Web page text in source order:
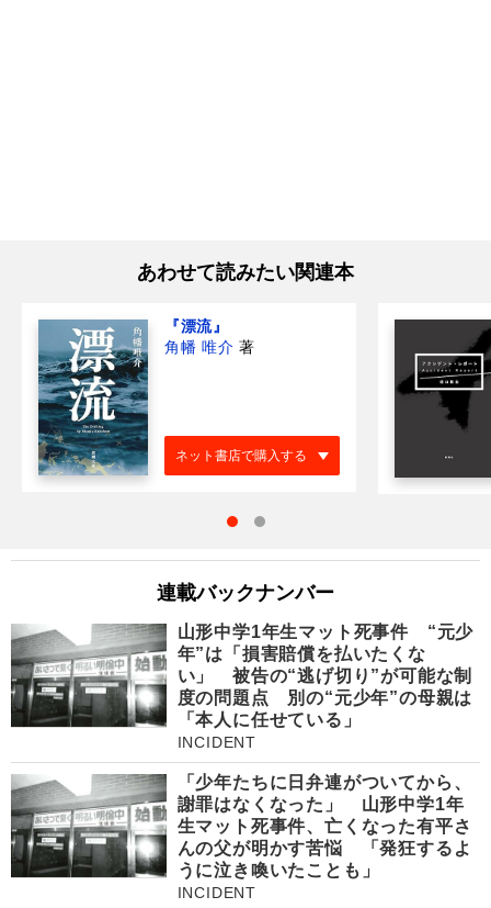
あわせて読みたい関連本
『漂流』
角幡 唯介 著
ネット書店で購入する
連載バックナンバー
山形中学1年生マット死事件 “元少
年”は「損害賠償を払いたくな
い」 被告の“逃げ切り”が可能な制
度の問題点 別の“元少年”の母親は
「本人に任せている」
INCIDENT
「少年たちに日弁連がついてから、
謝罪はなくなった」 山形中学1年
生マット死事件、亡くなった有平さ
んの父が明かす苦悩 「発狂するよ
うに泣き喚いたことも」
INCIDENT